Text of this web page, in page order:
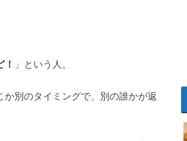
」という人。
別のタイミングで、別の誰かが返